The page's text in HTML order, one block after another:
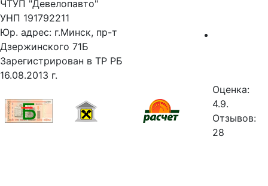
ЧТУП "Девелопавто"
УНП 191792211
Юр. адрес: г.Минск, пр-т
Дзержинского 71Б
Зарегистрирован в ТР РБ
16.08.2013 г.
Оценка:
4.9.
Отзывов:
28